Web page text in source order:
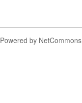
Powered by NetCommons